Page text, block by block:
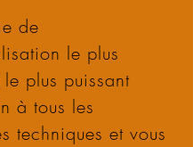
de
le plus
plus puissant
à tous les
techniques et vous